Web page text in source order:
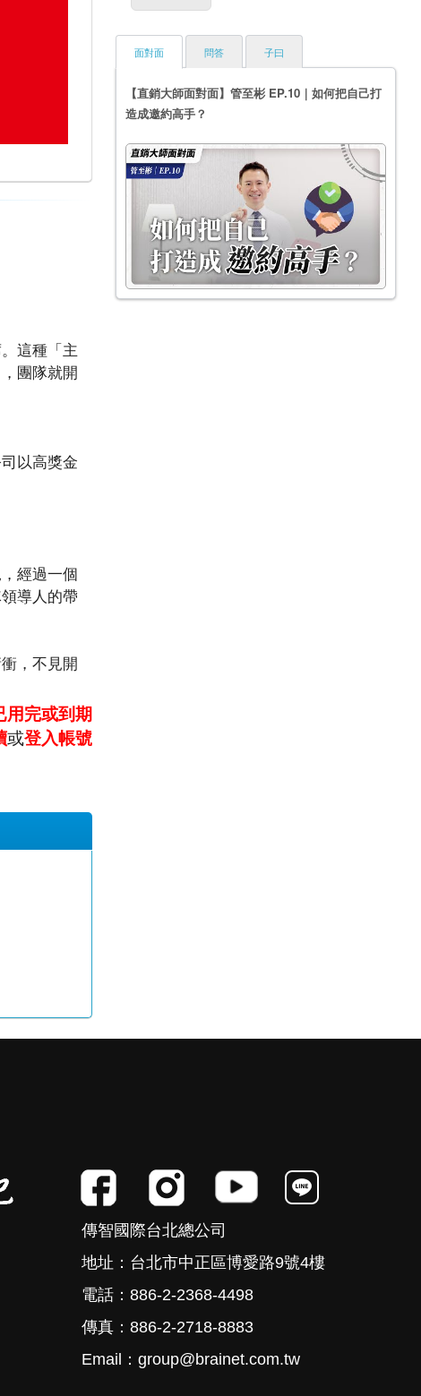
這種「主
團隊就開
以高獎金
經過一個
導人的帶
，不見開
用完或到期
或登入帳號
面對面
【直銷大師面對面】管至彬 EP.10｜如何把自己打
造成邀約高手？
問答 子曰
傳智國際台北總公司
地址：台北市中正區博愛路9號4樓
電話：886-2-2368-4498
傳真：886-2-2718-8883
Email：group@brainet.com.tw